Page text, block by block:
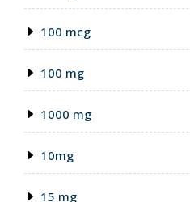
100 mcg
100 mg
1000 mg
10mg
15 mg